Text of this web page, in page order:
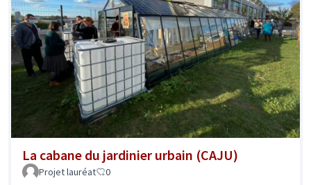
La cabane du jardinier urbain (CAJU)
Projet lauréat 0